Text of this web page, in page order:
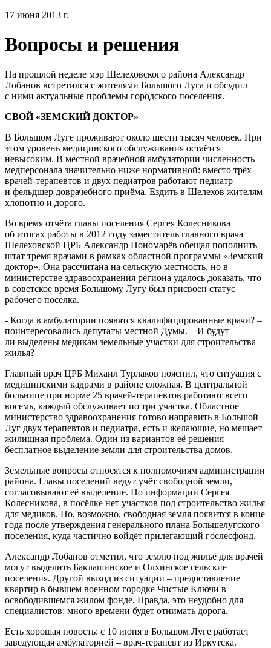
17 июня 2013 г.
Вопросы и решения
На прошлой неделе мэр Шелеховского района Александр
Лобанов встретился с жителями Большого Луга и обсудил
с ними актуальные проблемы городского поселения.
СВОЙ «ЗЕМСКИЙ ДОКТОР»
В Большом Луге проживают около шести тысяч человек. При
этом уровень медицинского обслуживания остаётся
невысоким. В местной врачебной амбулатории численность
медперсонала значительно ниже нормативной: вместо трёх
врачей-терапевтов и двух педиатров работают педиатр
и фельдшер доврачебного приёма. Ездить в Шелехов жителям
хлопотно и дорого.
Во время отчёта главы поселения Сергея Колесникова
об итогах работы в 2012 году заместитель главного врача
Шелеховской ЦРБ Александр Пономарёв обещал пополнить
штат тремя врачами в рамках областной программы «Земский
доктор». Она рассчитана на сельскую местность, но в
министерстве здравоохранения региона удалось доказать, что
в советское время Большому Лугу был присвоен статус
рабочего посёлка.
- Когда в амбулатории появятся квалифицированные врачи? –
поинтересовались депутаты местной Думы. – И будут
ли выделены медикам земельные участки для строительства
жилья?
Главный врач ЦРБ Михаил Турлаков пояснил, что ситуация с
медицинскими кадрами в районе сложная. В центральной
больнице при норме 25 врачей-терапевтов работают всего
восемь, каждый обслуживает по три участка. Областное
министерство здравоохранения готово направить в Большой
Луг двух терапевтов и педиатра, есть и желающие, но мешает
жилищная проблема. Один из вариантов её решения –
бесплатное выделение земли для строительства домов.
Земельные вопросы относятся к полномочиям администрации
района. Главы поселений ведут учёт свободной земли,
согласовывают её выделение. По информации Сергея
Колесникова, в посёлке нет участков под строительство жилья
для медиков. Но, возможно, свободная земля появится в конце
года после утверждения генерального плана Большелугского
поселения, куда частично войдёт прилегающий гослесфонд.
Александр Лобанов отметил, что землю под жильё для врачей
могут выделить Баклашинское и Олхинское сельские
поселения. Другой выход из ситуации – предоставление
квартир в бывшем военном городке Чистые Ключи в
освободившемся жилом фонде. Правда, это неудобно для
специалистов: много времени будет отнимать дорога.
Есть хорошая новость: с 10 июня в Большом Луге работает
заведующая амбулаторией – врач-терапевт из Иркутска.